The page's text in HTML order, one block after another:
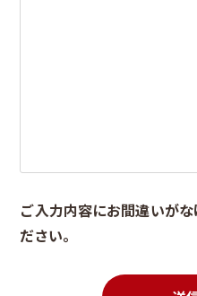
ご入力内容にお間違いが
ださい。